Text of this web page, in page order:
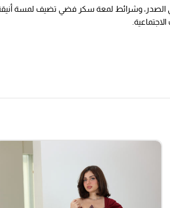
الصدر، وشرائط لمعة سكر فضي تضيف لمسة